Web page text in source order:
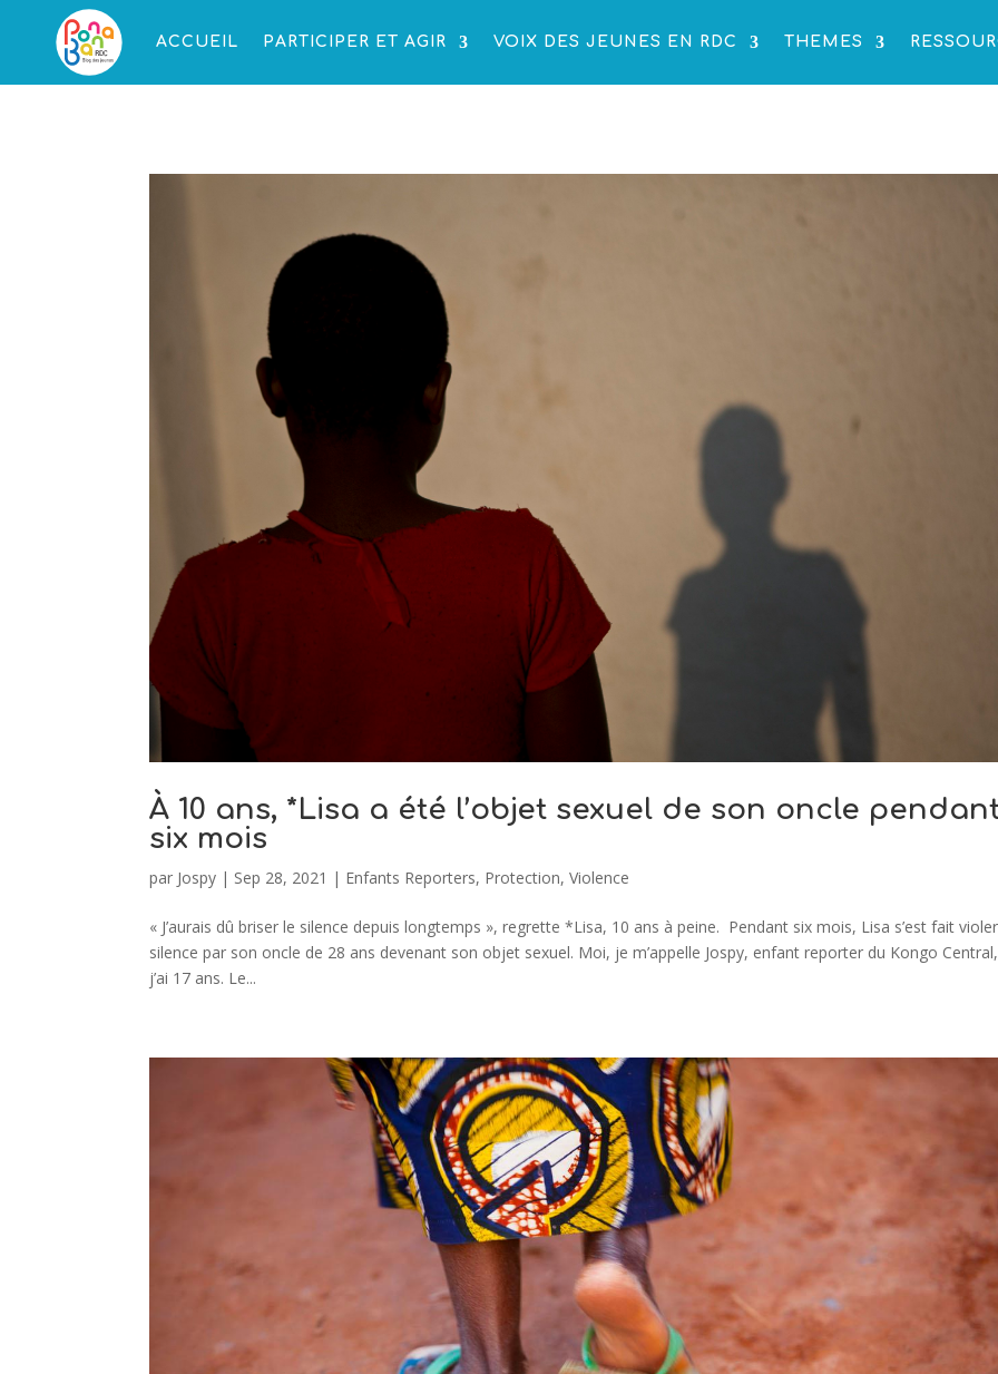
ACCUEIL PARTICIPER ET AGIR VOIX DES JEUNES EN RDC THEMES
À 10 ans, *Lisa a été l’objet sexuel de son oncle
six mois
par Jospy | Sep 28, 2021 | Enfants Reporters, Protection,Violence
« J’aurais dû briser le silence depuis longtemps », regrette *Lisa, 10 ans à peine. Pendant six mois, Lisa s’est fait
silence par son oncle de 28 ans devenant son objet sexuel. Moi, je m’appelle Jospy, enfant reporter du Kongo
j’ai 17 ans. Le...